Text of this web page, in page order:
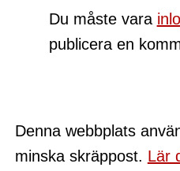
Du måste vara
publicera en
Denna webbplats
minska skräppost. Lär